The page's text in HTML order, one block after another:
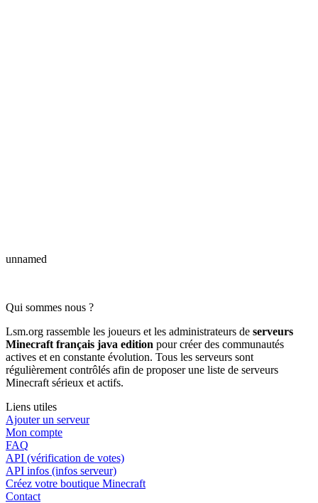
unnamed
Qui sommes nous ?
Lsm.org rassemble les joueurs et les administrateurs de serveurs
Minecraft français java edition pour créer des communautés
actives et en constante évolution. Tous les serveurs sont
régulièrement contrôlés afin de proposer une liste de serveurs
Minecraft sérieux et actifs.
Liens utiles
Ajouter un serveur
Mon compte
FAQ
API (vérification de votes)
API infos (infos serveur)
Créez votre boutique Minecraft
Contact